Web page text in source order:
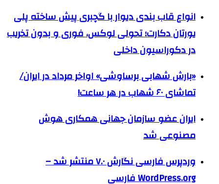
انواع قاب بندی دیوار با گچبری پیش ساخته پلی
یورتان دکارت؛ تحولی لوکس، فوری و بدون تخریب
در دکوراسیون داخلی
«بارش شهابی برساوشی» اواخر مرداد در ایران/
تماشای ۶۰ شهاب در هر ساعت!
ایران عضو سازمان جهانی همکاری هوش
مصنوعی شد
وردپرس فارسی نگارش ۷.۰ منتشر شد –
WordPress.org فارسی